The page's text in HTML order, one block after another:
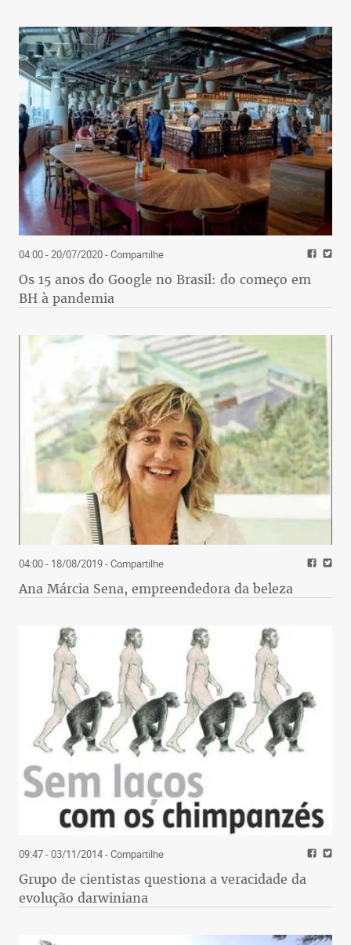
04:00 - 20/07/2020- Compartilhe
Os 15 anos do Google no Brasil: do começo em
BH à pandemia
04:00 - 18/08/2019- Compartilhe
Ana Márcia Sena, empreendedora da beleza
09:47 - 03/11/2014- Compartilhe
Grupo de cientistas questiona a veracidade da
evolução darwiniana